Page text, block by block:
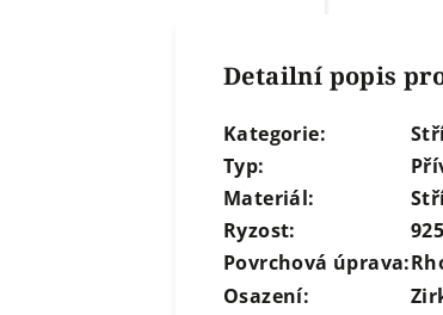
Detailní popis
Kategorie:
Typ:
Materiál:
Ryzost:
Povrchová úprava:
Osazení: